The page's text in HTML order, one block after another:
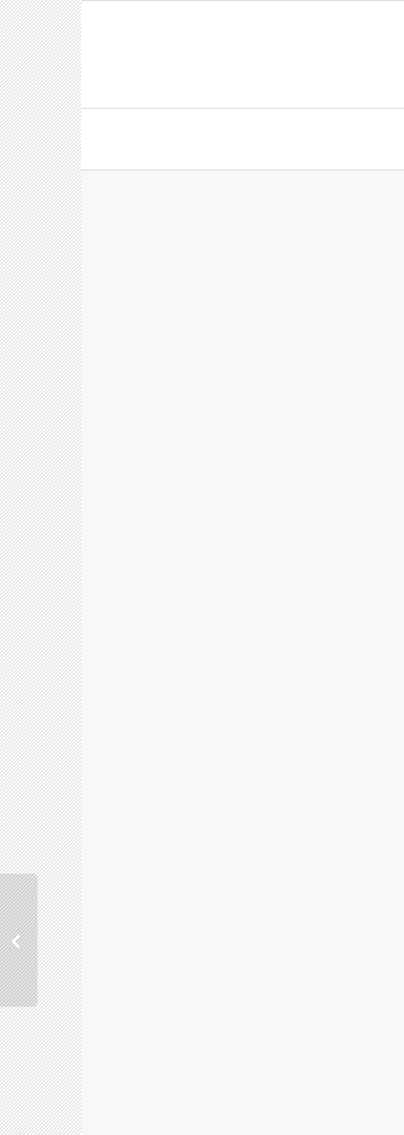
Bulgarie : La banque
allemande
Commerzbank
intéressée par
l’ouverture...